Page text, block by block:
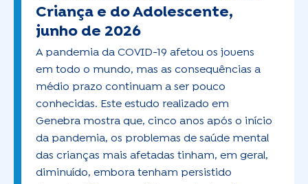
Criança e do Adolescente,
junho de 2026
A pandemia da COVID-19 afetou os jovens
em todo o mundo, mas as consequências a
médio prazo continuam a ser pouco
conhecidas. Este estudo realizado em
Genebra mostra que, cinco anos após o início
da pandemia, os problemas de saúde mental
das crianças mais afetadas tinham, em geral,
diminuído, embora tenham persistido